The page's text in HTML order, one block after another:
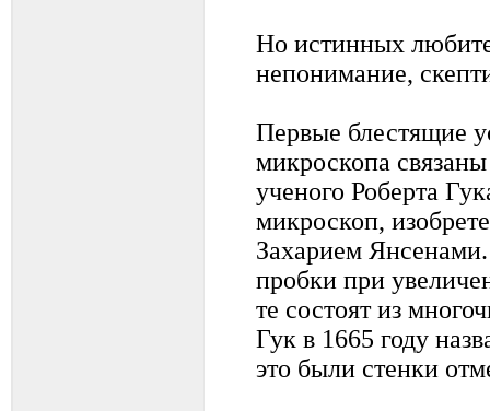
Но истинных
непонимание,
Первые блестящие
микроскопа
ученого Роберта
микроскоп,
Захарием
пробки при
те состоят из
Гук в 1665 году
это были стенки